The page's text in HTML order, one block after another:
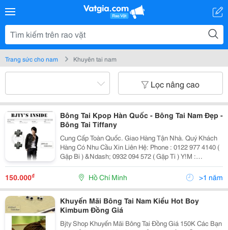
Trang sức cho nam Khuyên tai nam
Lọc nâng cao
Bông Tai Kpop Hàn Quốc - Bông Tai Nam Đẹp -
Bông Tai Tiffany
Cung Cấp Toàn Quốc. Giao Hàng Tận Nhà. Quý Khách
Hàng Có Nhu Cầu Xin Liên Hệ: Phone : 0122 977 4140 (
Gặp Bi ) &Ndash; 0932 094 572 ( Gặp Ti ) Y!M :
Bjty_Style99 Hoặc Bjty_Style_Vn Địa Chỉ: 273/8 Phan
Văn Khỏe F5 Q6 Tp.hcm ( Gần Cầu
150.000₫ Hồ Chí Minh >1 năm
Khuyến Mãi Bông Tai Nam Kiểu Hot Boy
Kimbum Đồng Giá
Bjty Shop Khuyến Mãi Bông Tai Đồng Giá 150K Các Bạn